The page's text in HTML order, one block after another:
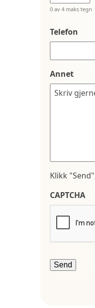
0 av 4 maks tegn
Telefon
Annet
Klikk
CAPTCHA